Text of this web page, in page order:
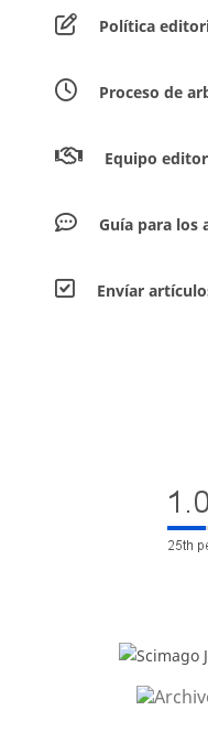
Política
Proceso de
Equipo
Guía para los
Envíar